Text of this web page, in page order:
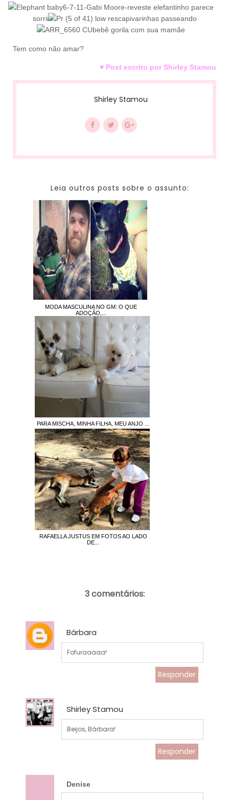
este elefantinho parece
sorrir...
capivarinhas passeando
bebê gorila com sua mamãe
Tem como não amar?
♥ Post escrito por Shirley Stamou
Shirley Stamou
Leia outros posts sobre o assunto:
MODA MASCULINA NO GM: O QUE
ADOÇÃO,...
PARA MISCHA, MINHA FILHA, MEU ANJO ...
RAFAELLA JUSTUS EM FOTOS AO LADO
DE...
3 comentários:
Bárbara
Fofuraaaaa!
Responder
Shirley Stamou
Beijos, Bárbara!
Responder
Denise